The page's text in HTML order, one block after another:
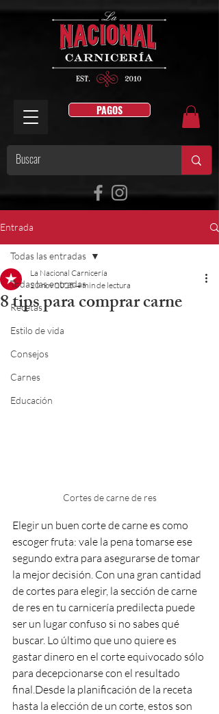
PAGOS
Entrada
Todas las entradas
Recetas
Estilo de vida
Consejos
Carnes
Educación
Todas las entradas
8 tips para comprar carne
La Nacional Carnicería
20 nov 2025 4 min de lectura
Cortes de carne de res
Elegir un buen corte de carne es como
escoger fruta: vale la pena tomarse ese
segundo extra para asegurarse de tomar
la mejor decisión. Con una gran cantidad
de cortes para elegir, la sección de carne
de res en tu carnicería predilecta puede
ser un lugar confuso si no sabes qué
buscar. Lo último que uno quiere es
gastar dinero en el corte equivocado sólo
para decepcionarse con el resultado
final.Desde la planificación de la receta
hasta la elección de un corte, estos son